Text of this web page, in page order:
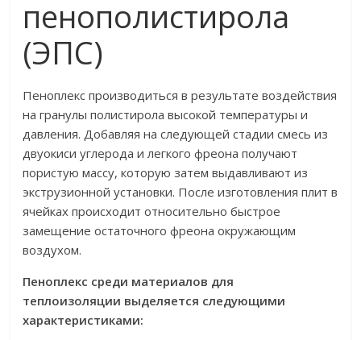
пенополистирола
(ЭПС)
Пеноплекс производиться в результате воздействия
на гранулы полистирола высокой температуры и
давления. Добавляя на следующей стадии смесь из
двуокиси углерода и легкого фреона получают
пористую массу, которую затем выдавливают из
экструзионной установки. После изготовления плит в
ячейках происходит относительно быстрое
замещение остаточного фреона окружающим
воздухом.
Пеноплекс среди материалов для
теплоизоляции выделяется следующими
характеристиками: